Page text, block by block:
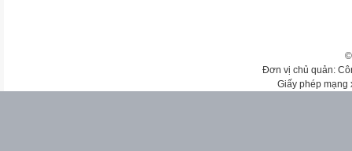
Đơn vị chủ quản:
Giấy phép mạng